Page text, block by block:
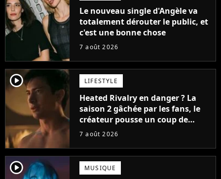
Le nouveau single d'Angèle va
totalement dérouter le public, et
c'est une bonne chose
7 août 2026
player2 LIFESTYLE
Heated Rivalry en danger ? La
saison 2 gâchée par les fans, le
créateur pousse un coup de
gueule
7 août 2026
player2 MUSIQUE